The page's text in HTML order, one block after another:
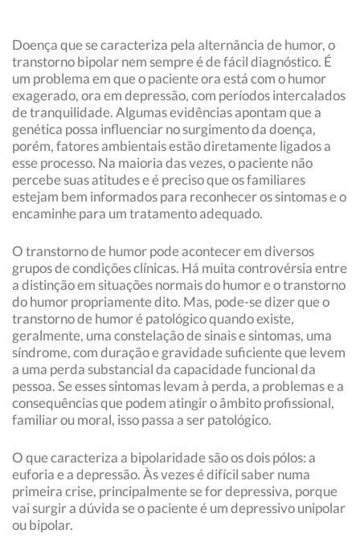
Doença que se caracteriza pela alternância de humor, o
transtorno bipolar nem sempre é de fácil diagnóstico. É
um problema em que o paciente ora está com o humor
exagerado, ora em depressão, com períodos intercalados
de tranquilidade. Algumas evidências apontam que a
genética possa influenciar no surgimento da doença,
porém, fatores ambientais estão diretamente ligados a
esse processo. Na maioria das vezes, o paciente não
percebe suas atitudes e é preciso que os familiares
estejam bem informados para reconhecer os sintomas e o
encaminhe para um tratamento adequado.
O transtorno de humor pode acontecer em diversos
grupos de condições clínicas. Há muita controvérsia entre
a distinção em situações normais do humor e o transtorno
do humor propriamente dito. Mas, pode-se dizer que o
transtorno de humor é patológico quando existe,
geralmente, uma constelação de sinais e sintomas, uma
síndrome, com duração e gravidade suficiente que levem
a uma perda substancial da capacidade funcional da
pessoa. Se esses sintomas levam à perda, a problemas e a
consequências que podem atingir o âmbito profissional,
familiar ou moral, isso passa a ser patológico.
O que caracteriza a bipolaridade são os dois pólos: a
euforia e a depressão. Às vezes é difícil saber numa
primeira crise, principalmente se for depressiva, porque
vai surgir a dúvida se o paciente é um depressivo unipolar
ou bipolar.